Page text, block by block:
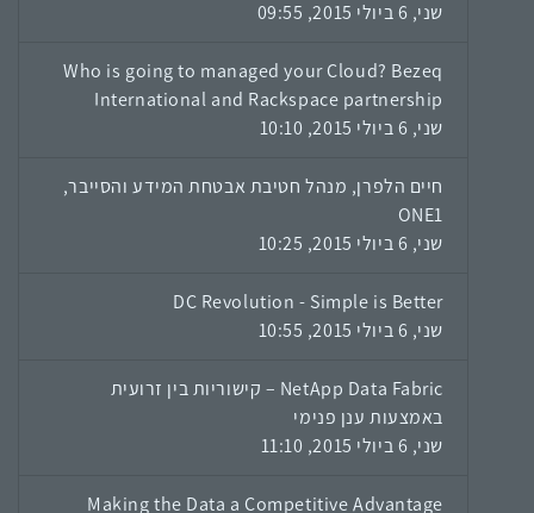
שני, 6 ביולי 2015, 09:55
Who is going to managed your Cloud? Bezeq
International and Rackspace partnership
שני, 6 ביולי 2015, 10:10
חיים הלפרן, מנהל חטיבת אבטחת המידע והסייבר,
ONE1
שני, 6 ביולי 2015, 10:25
DC Revolution - Simple is Better
שני, 6 ביולי 2015, 10:55
NetApp Data Fabric – קישוריות בין זרועית
באמצעות ענן פנימי
שני, 6 ביולי 2015, 11:10
Making the Data a Competitive Advantage